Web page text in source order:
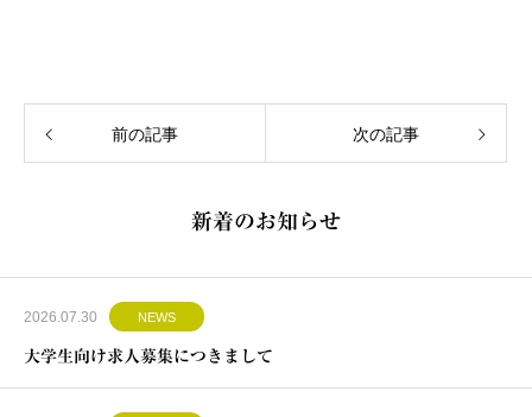
前の記事 次の記事
新着のお知らせ
2026.07.30 NEWS
大学生向け求人募集につきまして